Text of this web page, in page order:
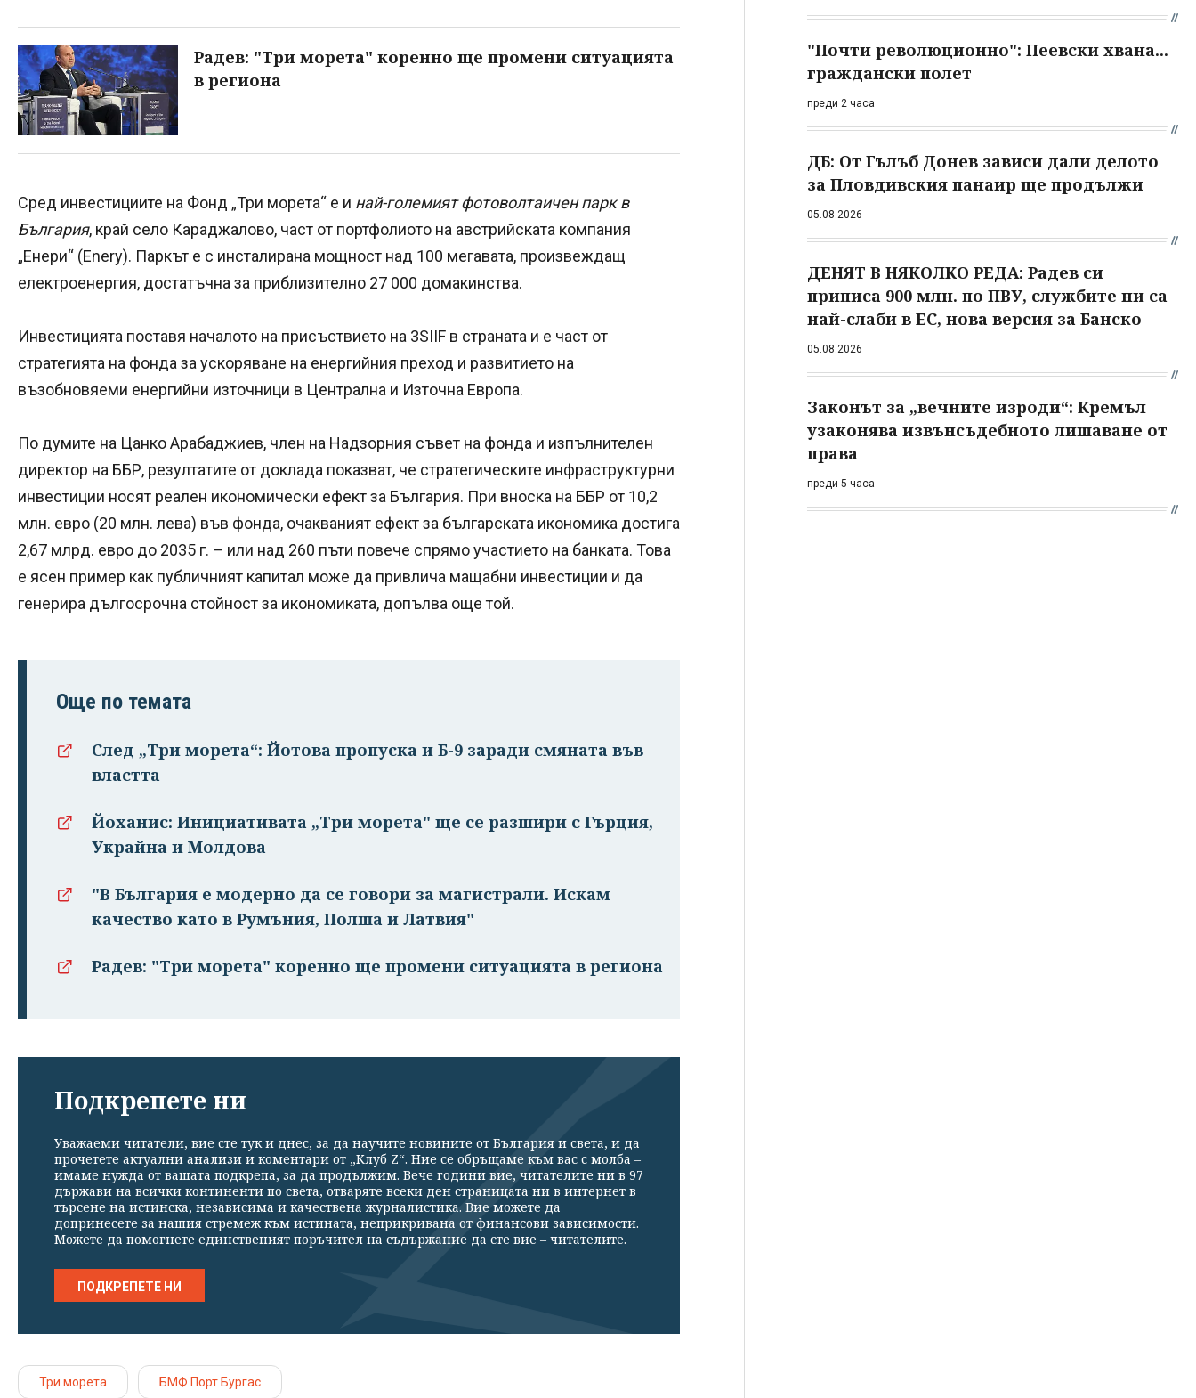
Радев: "Три морета" коренно ще промени ситуацията
в региона
Сред инвестициите на Фонд „Три морета“ е и най-големият фотоволтаичен парк в
България, край село Караджалово, част от портфолиото на австрийската компания
„Енери“ (Enery). Паркът е с инсталирана мощност над 100 мегавата, произвеждащ
електроенергия, достатъчна за приблизително 27 000 домакинства.
Инвестицията поставя началото на присъствието на 3SIIF в страната и е част от
стратегията на фонда за ускоряване на енергийния преход и развитието на
възобновяеми енергийни източници в Централна и Източна Европа.
По думите на Цанко Арабаджиев, член на Надзорния съвет на фонда и изпълнителен
директор на ББР, резултатите от доклада показват, че стратегическите инфраструктурни
инвестиции носят реален икономически ефект за България. При вноска на ББР от 10,2
млн. евро (20 млн. лева) във фонда, очакваният ефект за българската икономика достига
2,67 млрд. евро до 2035 г. – или над 260 пъти повече спрямо участието на банката. Това
е ясен пример как публичният капитал може да привлича мащабни инвестиции и да
генерира дългосрочна стойност за икономиката, допълва още той.
Още по темата
След „Три морета“: Йотова пропуска и Б-9 заради смяната във
властта
Йоханис: Инициативата „Три морета" ще се разшири с Гърция,
Украйна и Молдова
"В България е модерно да се говори за магистрали. Искам
качество като в Румъния, Полша и Латвия"
Радев: "Три морета" коренно ще промени ситуацията в региона
Подкрепете ни
Уважаеми читатели, вие сте тук и днес, за да научите новините от България и света, и да
прочетете актуални анализи и коментари от „Клуб Z“. Ние се обръщаме към вас с молба –
имаме нужда от вашата подкрепа, за да продължим. Вече години вие, читателите ни в 97
държави на всички континенти по света, отваряте всеки ден страницата ни в интернет в
търсене на истинска, независима и качествена журналистика. Вие можете да
допринесете за нашия стремеж към истината, неприкривана от финансови зависимости.
Можете да помогнете единственият поръчител на съдържание да сте вие – читателите.
ПОДКРЕПЕТЕ НИ
Три морета БМФ Порт Бургас
"Почти революционно": Пеевски хвана...
граждански полет
преди 2 часа
ДБ: От Гълъб Донев зависи дали делото
за Пловдивския панаир ще продължи
05.08.2026
ДЕНЯТ В НЯКОЛКО РЕДА: Радев си
приписа 900 млн. по ПВУ, службите ни са
най-слаби в ЕС, нова версия за Банско
05.08.2026
Законът за „вечните изроди“: Кремъл
узаконява извънсъдебното лишаване от
права
преди 5 часа